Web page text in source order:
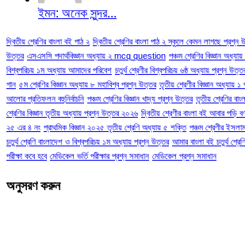
ইমন: অনেক সুন্দর...
দ্বিতীয় শ্রেণির বাংলা বই পাঠ ২ দ্বিতীয় শ্রেণির বাংলা পাঠ ২ স্কুলে কেমন লাগছে প্রশ্ন
উত্তর এসএসসি পদার্থবিজ্ঞান অধ্যায় ২ mcq question পঞ্চম শ্রেণির বিজ্ঞান
বিশ্বপরিচয় ১ম অধ্যায় আমাদের পরিবেশ চতুর্থ শ্রেণীর বিশ্বপরিচয় ৬ষ্ঠ অধ্যায় প্রশ্ন
গান ৫ম শ্রেণির বিজ্ঞান অধ্যায় ৮ মহাবিশ্ব প্রশ্ন উত্তর তৃতীয় শ্রেণীর বিজ্ঞান অধ্যায়
আলোর প্রতিফলন বহুনির্বাচনি পঞ্চম শ্রেণির বিজ্ঞান খাদ্য প্রশ্ন উত্তর তৃতীয় শ্রেণির
শ্রেণির বিজ্ঞান তৃতীয় অধ্যায় প্রশ্ন উত্তর ২০২৬ দ্বিতীয় শ্রেণীর বাংলা বই আবার পড়ি
২৫ এর ৪ নং প্রাথমিক বিজ্ঞান ২০২৫ তৃতীয় শ্রেণি অধ্যায় ৫ শক্তি পঞ্চম শ্রেণীর
চতুর্থ শ্রেণি বাংলাদেশ ও বিশ্বপরিচয় ১ম অধ্যায় প্রশ্ন উত্তর আমার বাংলা বই চতুর্থ
পরীক্ষা কবে হবে মেডিকেল ভর্তি পরীক্ষার প্রশ্ন সমাধান মেডিকেল প্রশ্ন সমাধান
অনুসরণ করুন